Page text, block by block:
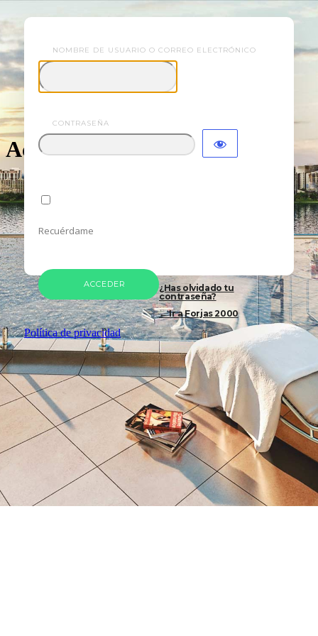
2000
Acceder
NOMBRE DE USUARIO O CORREO ELECTRÓNICO
CONTRASEÑA
Recuérdame
¿Has olvidado tu
contraseña?
← Ir a Forjas 2000
Política de privacidad